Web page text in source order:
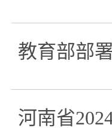
教育部部
河南省